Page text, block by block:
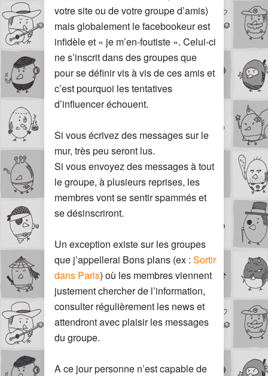
votre site ou de votre groupe d’amis)
mais globalement le facebookeur est
infidèle et « je m’en-foutiste ». Celui-ci
ne s’inscrit dans des groupes que
pour se définir vis à vis de ces amis et
c’est pourquoi les tentatives
d’influencer échouent.
Si vous écrivez des messages sur le
mur, très peu seront lus.
Si vous envoyez des messages à tout
le groupe, à plusieurs reprises, les
membres vont se sentir spammés et
se désinscriront.
Un exception existe sur les groupes
que j’appellerai Bons plans (ex : Sortir
dans Paris) où les membres viennent
justement chercher de l’information,
consulter régulièrement les news et
attendront avec plaisir les messages
du groupe.
A ce jour personne n’est capable de